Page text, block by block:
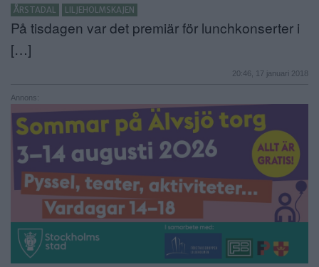
ÅRSTADAL LILJEHOLMSKAJEN
På tisdagen var det premiär för lunchkonserter i
[…]
20:46, 17 januari 2018
Annons: